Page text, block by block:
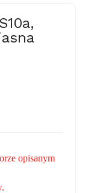
opisanym